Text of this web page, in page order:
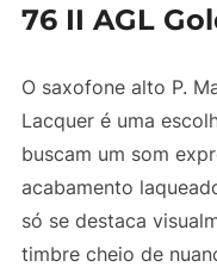
76 II AGL
O saxofone alto P.
Lacquer é uma
buscam um som
acabamento
só se destaca
timbre cheio de